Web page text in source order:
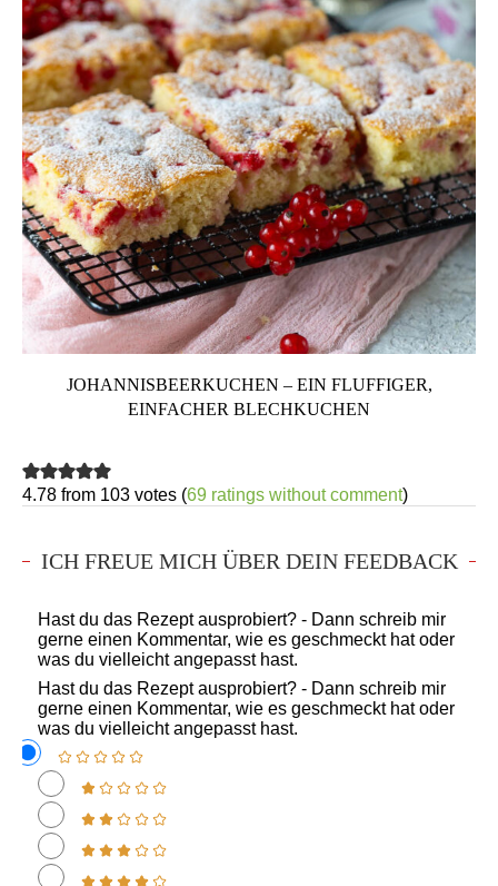
JOHANNISBEERKUCHEN – EIN FLUFFIGER,
EINFACHER BLECHKUCHEN
4.78 from 103 votes (69 ratings without comment)
ICH FREUE MICH ÜBER DEIN FEEDBACK
Hast du das Rezept ausprobiert? - Dann schreib mir
gerne einen Kommentar, wie es geschmeckt hat oder
was du vielleicht angepasst hast.
Hast du das Rezept ausprobiert? - Dann schreib mir
gerne einen Kommentar, wie es geschmeckt hat oder
was du vielleicht angepasst hast.